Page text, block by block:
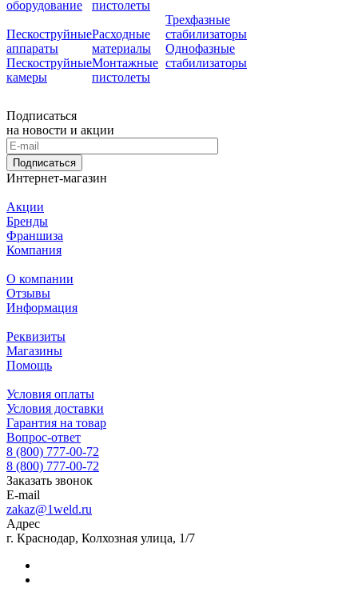
оборудование
Пескоструйные
аппараты
Пескоструйные
камеры
пистолеты
Расходные
материалы
Монтажные
пистолеты
Трехфазные
стабилизаторы
Однофазные
стабилизаторы
Подписаться
на новости и акции
Подписаться
Интернет-магазин
Акции
Бренды
Франшиза
Компания
О компании
Отзывы
Информация
Реквизиты
Магазины
Помощь
Условия оплаты
Условия доставки
Гарантия на товар
Вопрос-ответ
8 (800) 777-00-72
8 (800) 777-00-72
Заказать звонок
E-mail
zakaz@1weld.ru
Адрес
г. Краснодар, Колхозная улица, 1/7